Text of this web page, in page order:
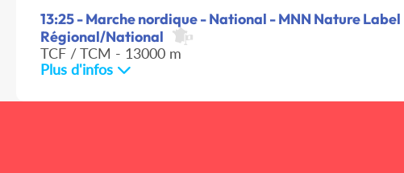
13:25 - Marche nordique - National - MNN Nature Label
Régional/National
TCF / TCM - 13000 m
Plus d'infos